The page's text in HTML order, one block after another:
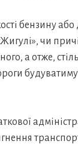
бензину
чи
а отже,